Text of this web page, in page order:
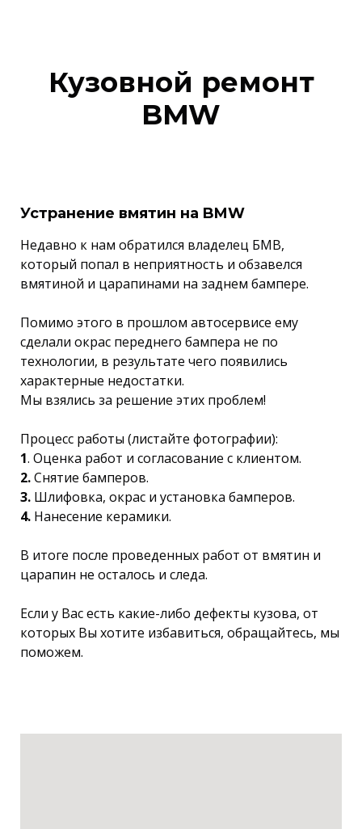
Кузовной ремонт
BMW
Устранение вмятин на BMW
Недавно к нам обратился владелец БМВ,
который попал в неприятность и обзавелся
вмятиной и царапинами на заднем бампере.
Помимо этого в прошлом автосервисе ему
сделали окрас переднего бампера не по
технологии, в результате чего появились
характерные недостатки.
Мы взялись за решение этих проблем!
Процесс работы (листайте фотографии):
1. Оценка работ и согласование с клиентом.
2.Снятие бамперов.
3. Шлифовка, окрас и установка бамперов.
4. Нанесение керамики.
В итоге после проведенных работ от вмятин и
царапин не осталось и следа.
Если у Вас есть какие-либо дефекты кузова, от
которых Вы хотите избавиться, обращайтесь, мы
поможем.